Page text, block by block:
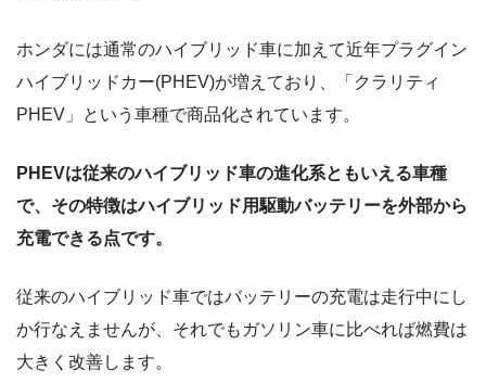
ホンダには通常のハイブリッド車に加えて近年プラグイン
ハイブリッドカー(PHEV)が増えており、「クラリティ
PHEV」という車種で商品化されています。
PHEVは従来のハイブリッド車の進化系ともいえる車種
で、その特徴はハイブリッド用駆動バッテリーを外部から
充電できる点です。
従来のハイブリッド車ではバッテリーの充電は走行中にし
か行なえませんが、それでもガソリン車に比べれば燃費は
大きく改善します。